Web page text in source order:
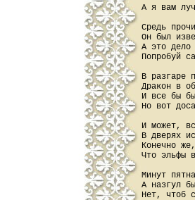
А я вам
Средь
Он был
А это дело
Попробуй
В разгаре
Дракон в
И все бы
Но вот
И может,
В дверях
Конечно
Что эльфы
Минут
А назгул
Нет, чтоб